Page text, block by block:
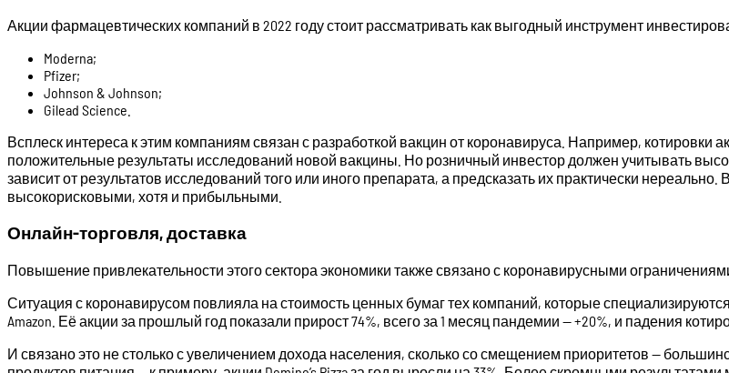
Акции фармацевтических компаний в 2022 году стоит рассматривать как выгодный инструмент
Moderna;
Pfizer;
Johnson & Johnson;
Gilead Science.
Всплеск интереса к этим компаниям связан с разработкой вакцин от коронавируса. Например, котировки
положительные результаты исследований новой вакцины. Но розничный инвестор должен учитывать
зависит от результатов исследований того или иного препарата, а предсказать их практически
высокорисковыми, хотя и прибыльными.
Онлайн-торговля, доставка
Повышение привлекательности этого сектора экономики также связано с коронавирусными
Ситуация с коронавирусом повлияла на стоимость ценных бумаг тех компаний, которые
Amazon. Её акции за прошлый год показали прирост 74%, всего за 1 месяц пандемии — +20%, и падения
И связано это не столько с увеличением дохода населения, сколько со смещением приоритетов —